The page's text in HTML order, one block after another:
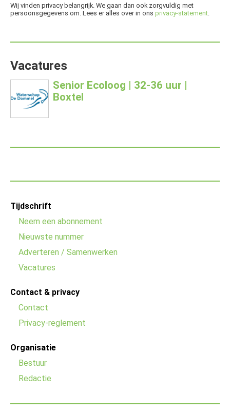
Wij vinden privacy belangrijk. We gaan dan ook zorgvuldig met
persoonsgegevens om. Lees er alles over in ons privacy-statement.
Vacatures
Senior Ecoloog | 32-36 uur |
Boxtel
Footer
menu
Tijdschrift
Neem een abonnement
Nieuwste nummer
Adverteren / Samenwerken
Vacatures
Contact & privacy
Contact
Privacy-reglement
Organisatie
Bestuur
Redactie